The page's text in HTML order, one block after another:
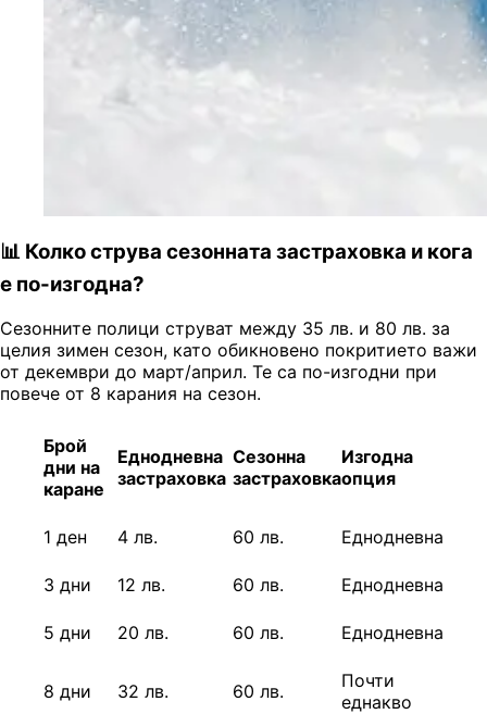
📊 Колко струва сезонната застраховка и кога
е по-изгодна?
Сезонните полици струват между 35 лв. и 80 лв. за
целия зимен сезон, като обикновено покритието важи
от декември до март/април. Те са по-изгодни при
повече от 8 карания на сезон.
Брой
дни на
каране
Еднодневна
застраховка
Сезонна
застраховка
Изгодна
опция
1 ден 4 лв. 60 лв. Еднодневна
3 дни 12 лв. 60 лв. Еднодневна
5 дни 20 лв. 60 лв. Еднодневна
8 дни 32 лв. 60 лв.
Почти
еднакво